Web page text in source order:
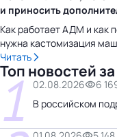
и приносить
Как работает АДМ и как
нужна кастомизация
Читать
Топ новостей
1 02.08.2026
6
В российском